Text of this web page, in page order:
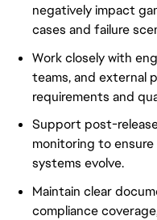
negatively impact
cases and failure
Work closely with
teams, and external
requirements and
Support post-
monitoring to
systems evolve.
Maintain clear
compliance